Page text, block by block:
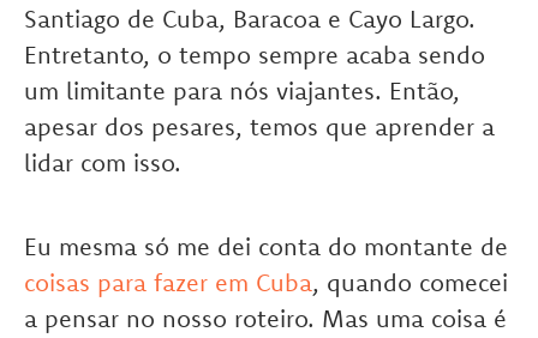
Santiago de Cuba, Baracoa e Cayo Largo.
Entretanto, o tempo sempre acaba sendo
um limitante para nós viajantes. Então,
apesar dos pesares, temos que aprender a
lidar com isso.
Eu mesma só me dei conta do montante de
coisas para fazer em Cuba, quando comecei
a pensar no nosso roteiro. Mas uma coisa é